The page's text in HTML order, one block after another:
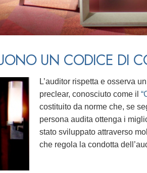
UN CODICE DI
L’auditor rispetta e osserva
preclear, conosciuto come il
costituito da norme che, se
persona audita ottenga i
stato sviluppato attraverso
che regola la condotta